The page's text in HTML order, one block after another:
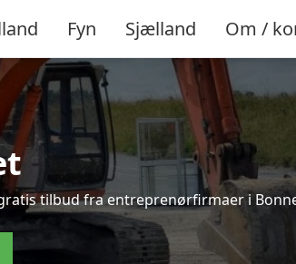
Fyn Sjælland Om /
tilbud fra entreprenørfirmaer i